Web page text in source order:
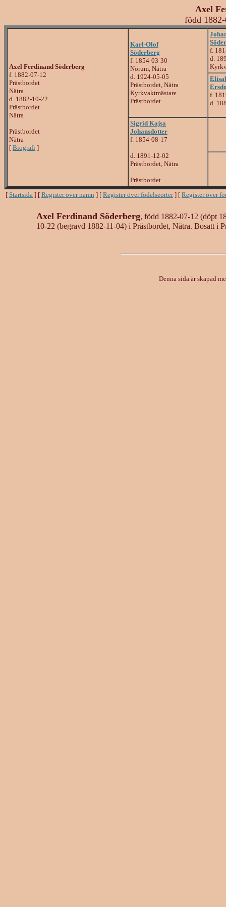
Axel
född
Axel Ferdinand Söderberg
f. 1882-07-12
Prästbordet
Nätra
d. 1882-10-22
Prästbordet
Nätra
Prästbordet
Nätra
[ Biografi ]
Karl-Olof
Söderberg
f. 1854-03-30
Norum, Nätra
d. 1924-05-05
Prästbordet, Nätra
Kyrkvaktmästare
Prästbordet
f.
d.
f.
d.
Sigrid Kajsa
Johansdotter
f. 1854-08-17
d. 1891-12-02
Prästbordet, Nätra
Prästbordet
[ Startsida ] [ Register över namn ] [ Register över födelseorter] [ Register över
Axel Ferdinand Söderberg, född 1882-07-12 (döpt
10-22 (begravd 1882-11-04) i Prästbordet, Nätra. Bosatt i
Denna sida är skapad